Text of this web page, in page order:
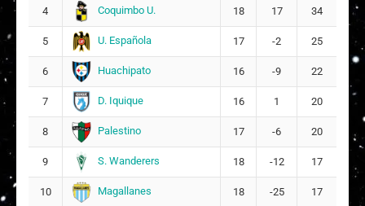
4 Coquimbo U. 18 17 34
5 U. Española 17 -2 25
6 Huachipato 16 -9 22
7 D. Iquique 16 1 20
8 Palestino 17 -6 20
9 S. Wanderers 18 -12 17
10 Magallanes 18 -25 17